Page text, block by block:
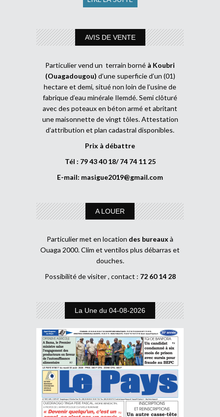
AVIS DE VENTE
Particulier vend un terrain borné à Koubri
(Ouagadougou) d’une superficie d’un (01)
hectare et demi, situé non loin de l’usine de
fabrique d’eau minérale Ilemdé. Semi clôturé
avec des poteaux en béton armé et abritant
une maisonnette de vingt tôles. Attestation
d’attribution et plan cadastral disponibles.
Prix à débattre
Tél : 79 43 40 18/ 74 74 11 25
E-mail: masigue2019@gmail.com
A LOUER
Particulier met en location des bureaux à
Ouaga 2000. Clim et ventilos plus débarras et
douches.
Possibilité de visiter , contact : 72 60 14 28
La Une du 04-08-2026